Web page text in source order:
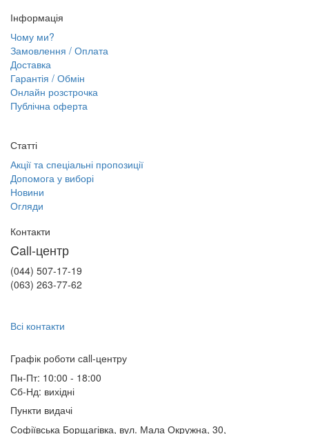
Інформація
Чому ми?
Замовлення / Оплата
Доставка
Гарантія / Обмін
Онлайн розстрочка
Публічна оферта
Статті
Акції та спеціальні пропозиції
Допомога у виборі
Новини
Огляди
Контакти
Call-центр
(044) 507-17-19
(063) 263-77-62
Всі контакти
Графік роботи сall-центру
Пн-Пт: 10:00 - 18:00
Сб-Нд: вихідні
Пункти видачі
Софіївська Борщагівка, вул. Мала Окружна, 30,